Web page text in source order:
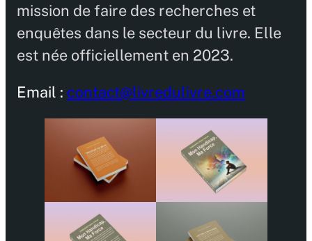
mission de faire des recherches et
enquêtes dans le secteur du livre. Elle
est née officiellement en 2023.
Email : contact@livredulivre.com